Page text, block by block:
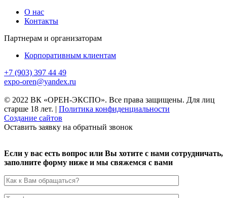
О нас
Контакты
Партнерам и организаторам
Корпоративным клиентам
+7 (903) 397 44 49
expo-oren@yandex.ru
© 2022 ВК «ОРЕН-ЭКСПО». Все права защищены. Для лиц
старше 18 лет. | Политика конфиденциальности
Создание сайтов
Оставить заявку на обратный звонок
Если у вас есть вопрос или Вы хотите с нами сотрудничать,
заполните форму ниже и мы свяжемся с вами